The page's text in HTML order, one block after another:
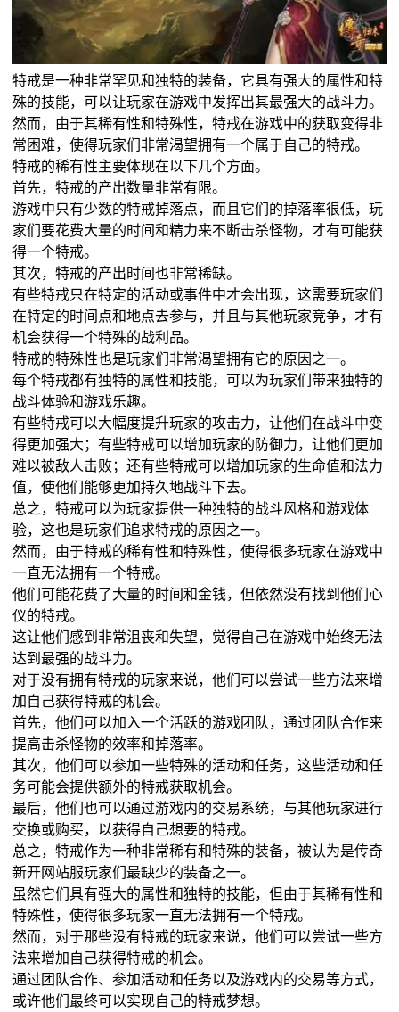
特戒是一种非常罕见和独特的装备，它具有强大的属性和特
殊的技能，可以让玩家在游戏中发挥出其最强大的战斗力。
然而，由于其稀有性和特殊性，特戒在游戏中的获取变得非
常困难，使得玩家们非常渴望拥有一个属于自己的特戒。
特戒的稀有性主要体现在以下几个方面。
首先，特戒的产出数量非常有限。
游戏中只有少数的特戒掉落点，而且它们的掉落率很低，玩
家们要花费大量的时间和精力来不断击杀怪物，才有可能获
得一个特戒。
其次，特戒的产出时间也非常稀缺。
有些特戒只在特定的活动或事件中才会出现，这需要玩家们
在特定的时间点和地点去参与，并且与其他玩家竞争，才有
机会获得一个特殊的战利品。
特戒的特殊性也是玩家们非常渴望拥有它的原因之一。
每个特戒都有独特的属性和技能，可以为玩家们带来独特的
战斗体验和游戏乐趣。
有些特戒可以大幅度提升玩家的攻击力，让他们在战斗中变
得更加强大；有些特戒可以增加玩家的防御力，让他们更加
难以被敌人击败；还有些特戒可以增加玩家的生命值和法力
值，使他们能够更加持久地战斗下去。
总之，特戒可以为玩家提供一种独特的战斗风格和游戏体
验，这也是玩家们追求特戒的原因之一。
然而，由于特戒的稀有性和特殊性，使得很多玩家在游戏中
一直无法拥有一个特戒。
他们可能花费了大量的时间和金钱，但依然没有找到他们心
仪的特戒。
这让他们感到非常沮丧和失望，觉得自己在游戏中始终无法
达到最强的战斗力。
对于没有拥有特戒的玩家来说，他们可以尝试一些方法来增
加自己获得特戒的机会。
首先，他们可以加入一个活跃的游戏团队，通过团队合作来
提高击杀怪物的效率和掉落率。
其次，他们可以参加一些特殊的活动和任务，这些活动和任
务可能会提供额外的特戒获取机会。
最后，他们也可以通过游戏内的交易系统，与其他玩家进行
交换或购买，以获得自己想要的特戒。
总之，特戒作为一种非常稀有和特殊的装备，被认为是传奇
新开网站服玩家们最缺少的装备之一。
虽然它们具有强大的属性和独特的技能，但由于其稀有性和
特殊性，使得很多玩家一直无法拥有一个特戒。
然而，对于那些没有特戒的玩家来说，他们可以尝试一些方
法来增加自己获得特戒的机会。
通过团队合作、参加活动和任务以及游戏内的交易等方式，
或许他们最终可以实现自己的特戒梦想。